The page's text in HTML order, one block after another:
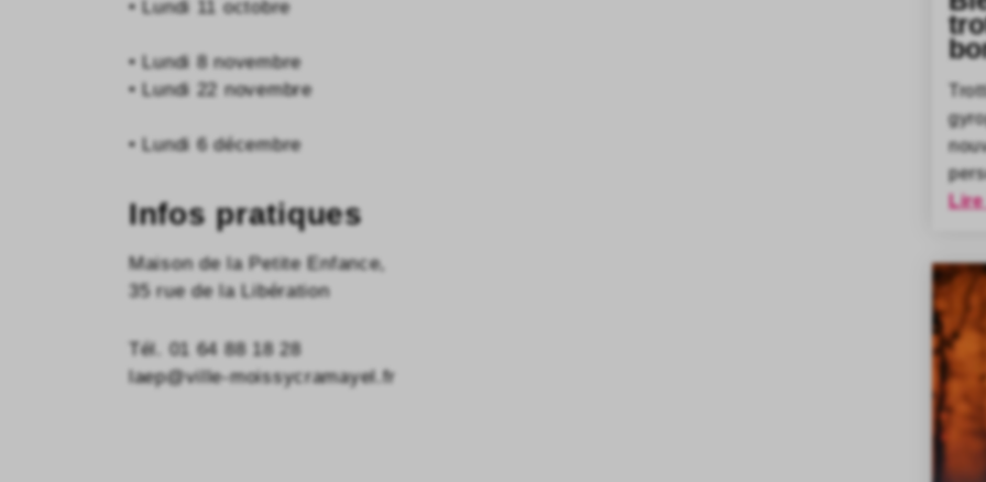
• Lundi 11 octobre
• Lundi 8 novembre
• Lundi 22 novembre
• Lundi 6 décembre
Infos pratiques
Maison de la Petite Enfance,
35 rue de la Libération
Tél. 01 64 88 18 28
laep@ville-moissycramayel.fr